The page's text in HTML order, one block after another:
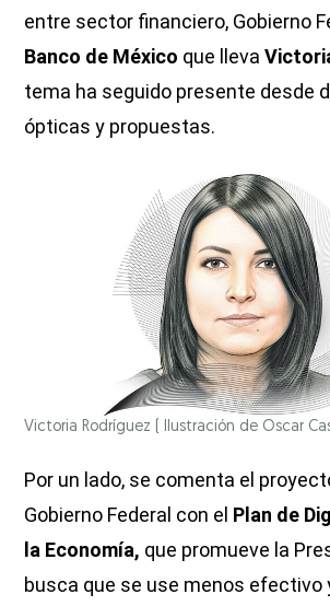
entre sector financiero, Gobierno
Banco de México que lleva
tema ha seguido presente desde
ópticas y propuestas.
Victoria Rodríguez ( Ilustración de Oscar
Por un lado, se comenta el
Gobierno Federal con el Plan de
la Economía, que promueve la
busca que se use menos efectivo